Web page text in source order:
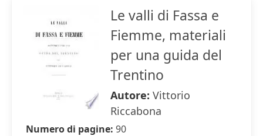
Le valli di Fassa e
Fiemme, materiali
per una guida del
Trentino
Autore: Vittorio
Riccabona
Numero di pagine: 90